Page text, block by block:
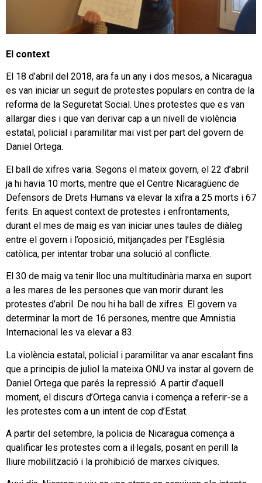
El context
El 18 d’abril del 2018, ara fa un any i dos mesos, a Nicaragua
es van iniciar un seguit de protestes populars en contra de la
reforma de la Seguretat Social. Unes protestes que es van
allargar dies i que van derivar cap a un nivell de violència
estatal, policial i paramilitar mai vist per part del govern de
Daniel Ortega.
El ball de xifres varia. Segons el mateix govern, el 22 d’abril
ja hi havia 10 morts, mentre que el Centre Nicaragüenc de
Defensors de Drets Humans va elevar la xifra a 25 morts i 67
ferits. En aquest context de protestes i enfrontaments,
durant el mes de maig es van iniciar unes taules de diàleg
entre el govern i l’oposició, mitjançades per l’Església
catòlica, per intentar trobar una solució al conflicte.
El 30 de maig va tenir lloc una multitudinària marxa en suport
a les mares de les persones que van morir durant les
protestes d’abril. De nou hi ha ball de xifres. El govern va
determinar la mort de 16 persones, mentre que Amnistia
Internacional les va elevar a 83.
La violència estatal, policial i paramilitar va anar escalant fins
que a principis de juliol la mateixa ONU va instar al govern de
Daniel Ortega que parés la repressió. A partir d’aquell
moment, el discurs d’Ortega canvia i comença a referir-se a
les protestes com a un intent de cop d’Estat.
A partir del setembre, la policia de Nicaragua comença a
qualificar les protestes com a il·legals, posant en perill la
lliure mobilització i la prohibició de marxes cíviques.